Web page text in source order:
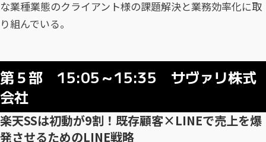
な業種業態のクライアント様の課題解決と業務効率化に取
り組んでいる。
第５部 15:05～15:35 サヴァリ株式
会社
楽天SSは初動が9割！既存顧客×LINEで売上を爆
発させるためのLINE戦略